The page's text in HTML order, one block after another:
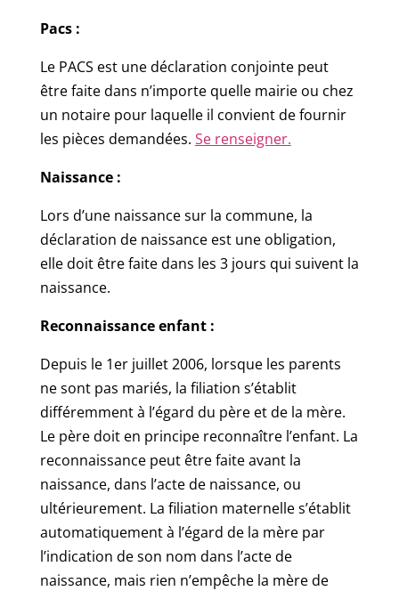
Pacs :
Le PACS est une déclaration conjointe peut
être faite dans n’importe quelle mairie ou chez
un notaire pour laquelle il convient de fournir
les pièces demandées. Se renseigner.
Naissance :
Lors d’une naissance sur la commune, la
déclaration de naissance est une obligation,
elle doit être faite dans les 3 jours qui suivent la
naissance.
Reconnaissance enfant :
Depuis le 1er juillet 2006, lorsque les parents
ne sont pas mariés, la filiation s’établit
différemment à l’égard du père et de la mère.
Le père doit en principe reconnaître l’enfant. La
reconnaissance peut être faite avant la
naissance, dans l’acte de naissance, ou
ultérieurement. La filiation maternelle s’établit
automatiquement à l’égard de la mère par
l’indication de son nom dans l’acte de
naissance, mais rien n’empêche la mère de